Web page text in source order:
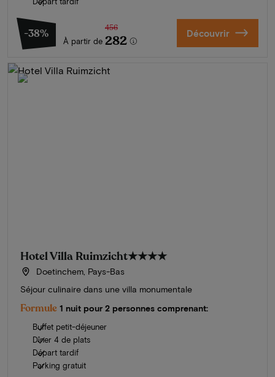
-38%
À partir de
456
282 Découvrir
Hotel Villa Ruimzicht★★★★
Doetinchem, Pays-Bas
Séjour culinaire dans une villa monumentale
Formule 1 nuit pour 2 personnes comprenant:
Buffet petit-déjeuner
Dîner 4 de plats
Départ tardif
Parking gratuit